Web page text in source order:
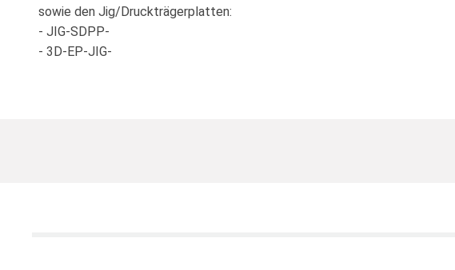
sowie den Jig/Druckträgerplatten:
- JIG-SDPP-
- 3D-EP-JIG-